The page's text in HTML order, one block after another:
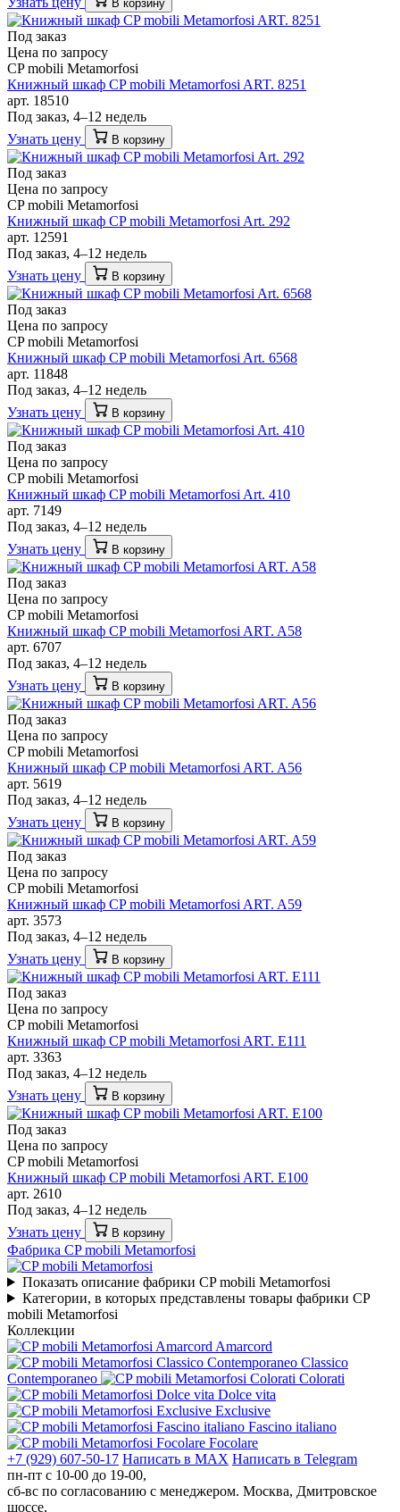
В корзину
Под заказ
Цена по запросу
CP mobili Metamorfosi
Книжный шкаф CP mobili Metamorfosi ART. 8251
арт. 18510
Под заказ, 4–12 недель
Узнать цену
В корзину
Под заказ
Цена по запросу
CP mobili Metamorfosi
Книжный шкаф CP mobili Metamorfosi Art. 292
арт. 12591
Под заказ, 4–12 недель
Узнать цену
В корзину
Под заказ
Цена по запросу
CP mobili Metamorfosi
Книжный шкаф CP mobili Metamorfosi Art. 6568
арт. 11848
Под заказ, 4–12 недель
Узнать цену
В корзину
Под заказ
Цена по запросу
CP mobili Metamorfosi
Книжный шкаф CP mobili Metamorfosi Art. 410
арт. 7149
Под заказ, 4–12 недель
Узнать цену
В корзину
Под заказ
Цена по запросу
CP mobili Metamorfosi
Книжный шкаф CP mobili Metamorfosi ART. A58
арт. 6707
Под заказ, 4–12 недель
Узнать цену
В корзину
Под заказ
Цена по запросу
CP mobili Metamorfosi
Книжный шкаф CP mobili Metamorfosi ART. A56
арт. 5619
Под заказ, 4–12 недель
Узнать цену
В корзину
Под заказ
Цена по запросу
CP mobili Metamorfosi
Книжный шкаф CP mobili Metamorfosi ART. A59
арт. 3573
Под заказ, 4–12 недель
Узнать цену
В корзину
Под заказ
Цена по запросу
CP mobili Metamorfosi
Книжный шкаф CP mobili Metamorfosi ART. E111
арт. 3363
Под заказ, 4–12 недель
Узнать цену
В корзину
Под заказ
Цена по запросу
CP mobili Metamorfosi
Книжный шкаф CP mobili Metamorfosi ART. E100
арт. 2610
Под заказ, 4–12 недель
Узнать цену
В корзину
Фабрика CP mobili Metamorfosi
Показать описание фабрики CP mobili Metamorfosi
Категории, в которых представлены товары фабрики CP
mobili Metamorfosi
Коллекции
Amarcord
Classico
Contemporaneo
Colorati
Dolce vita
Exclusive
Fascino italiano
Focolare
+7 (929) 607-50-17 Написать в MAX Написать в Telegram
пн-пт с 10-00 до 19-00,
сб-вс по согласованию с менеджером. Москва, Дмитровское
шоссе,